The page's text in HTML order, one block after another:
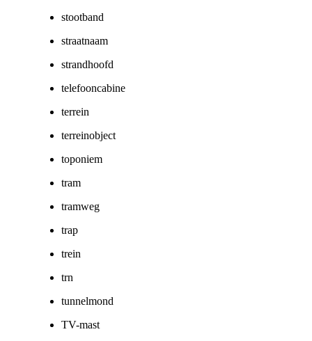
stootband
straatnaam
strandhoofd
telefooncabine
terrein
terreinobject
toponiem
tram
tramweg
trap
trein
trn
tunnelmond
TV-mast